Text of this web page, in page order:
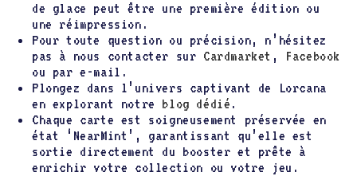
de glace peut être une première édition ou
une réimpression.
Pour toute question ou précision, n’hésitez
pas à nous contacter sur Cardmarket , Facebook
ou par e-mail.
Plongez dans l’univers captivant de Lorcana
en explorant notre blog dédié .
Chaque carte est soigneusement préservée en
état ‘NearMint’, garantissant qu’elle est
sortie directement du booster et prête à
enrichir votre collection ou votre jeu.